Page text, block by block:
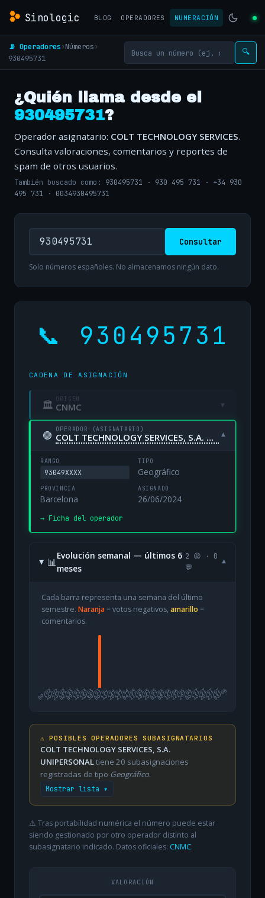
Sinologic BLOG OPERADORES NUMERACIÓN
📡 Operadores›Números›
930495731
🔍
¿Quién llama desde el
930495731?
Operador asignatario: COLT TECHNOLOGY SERVICES.
Consulta valoraciones, comentarios y reportes de
spam de otros usuarios.
También buscado como: 930495731 · 930 495 731 · +34 930
495 731 · 0034930495731
Consultar
Solo números españoles. No almacenamos ningún dato.
📞 930495731
CADENA DE ASIGNACIÓN
🏛 ORIGEN
CNMC ▾
🟢 OPERADOR (ASIGNATARIO)
COLT TECHNOLOGY SERVICES, S.A. UNIPERSONAL ▾
RANGO
93049XXXX
TIPO
Geográfico
PROVINCIA
Barcelona
ASIGNADO
26/06/2024
→ Ficha del operador
📊
Evolución semanal — últimos 6
meses
2 😡 · 0
💬
▾
Cada barra representa una semana del último
semestre. Naranja= votos negativos, amarillo =
comentarios.
09/02
16/0223/0202/0309/0316/0323/0330/0306/0413/0420/0427/0404/0511/0518/0525/0501/0608/0615/0622/0629/0606/0713/0720/0727/07
03/08
⚠️ POSIBLES OPERADORES SUBASIGNATARIOS
COLT TECHNOLOGY SERVICES, S.A.
UNIPERSONALtiene 20 subasignaciones
registradas de tipo Geográfico.
Mostrar lista ▾
⚠️ Tras portabilidad numérica el número puede estar
siendo gestionado por otro operador distinto al
subasignatario indicado. Datos oficiales: CNMC.
VALORACIÓN